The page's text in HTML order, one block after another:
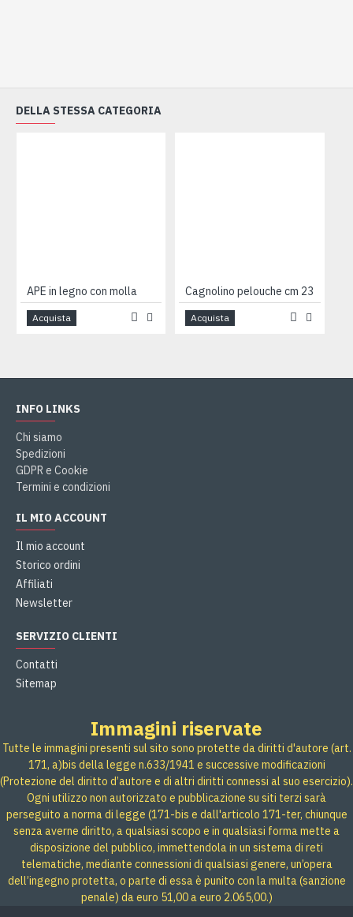
DELLA STESSA CATEGORIA
APE in legno con molla
Acquista
Cagnolino pelouche cm 23
Acquista
INFO LINKS
Chi siamo
Spedizioni
GDPR e Cookie
Termini e condizioni
IL MIO ACCOUNT
Il mio account
Storico ordini
Affiliati
Newsletter
SERVIZIO CLIENTI
Contatti
Sitemap
Immagini riservate
Tutte le immagini presenti sul sito sono protette da diritti d'autore (art.
171, a)bis della legge n.633/1941 e successive modificazioni
(Protezione del diritto d’autore e di altri diritti connessi al suo esercizio).
Ogni utilizzo non autorizzato e pubblicazione su siti terzi sarà
perseguito a norma di legge (171-bis e dall'articolo 171-ter, chiunque
senza averne diritto, a qualsiasi scopo e in qualsiasi forma mette a
disposizione del pubblico, immettendola in un sistema di reti
telematiche, mediante connessioni di qualsiasi genere, un’opera
dell’ingegno protetta, o parte di essa è punito con la multa (sanzione
penale) da euro 51,00 a euro 2.065,00.)